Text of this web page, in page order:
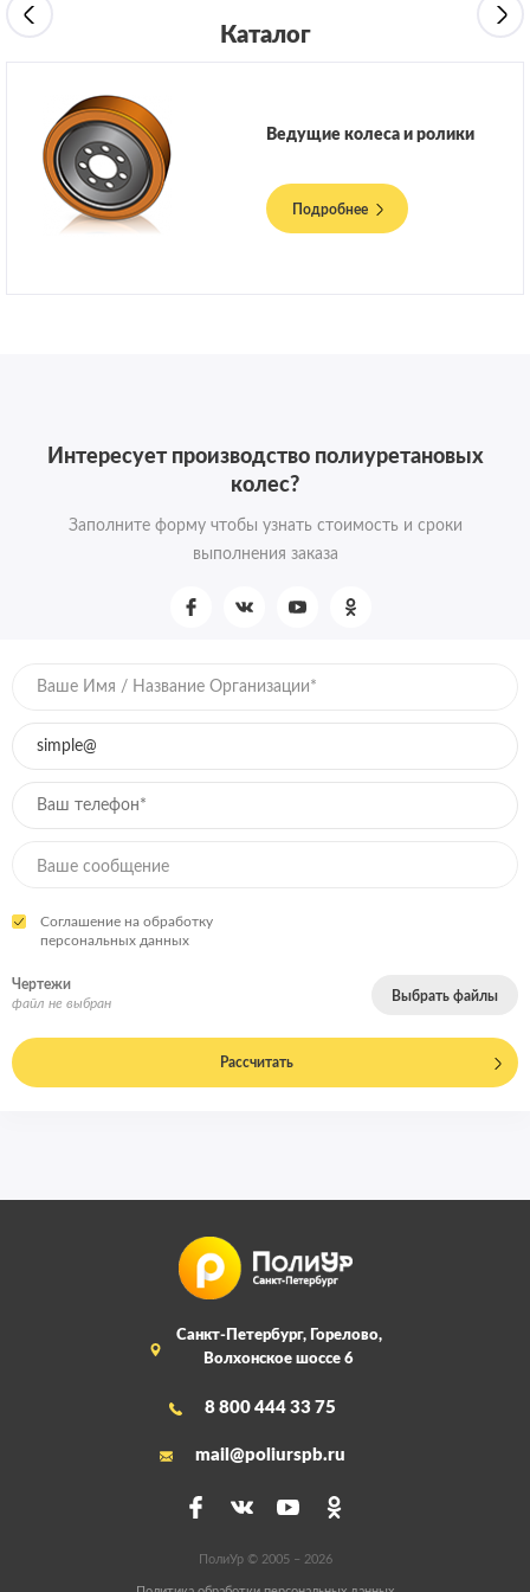
Каталог
Ведущие колеса и ролики
Подробнее
Интересует производство полиуретановых
колес?
Заполните форму чтобы узнать стоимость и сроки
выполнения заказа
Соглашение на обработку
персональных данных
Чертежи
файл не выбран
Выбрать файлы
Рассчитать
Санкт-Петербург, Горелово,
Волхонское шоссе 6
8 800 444 33 75
mail@poliurspb.ru
ПолиУр © 2005 – 2026